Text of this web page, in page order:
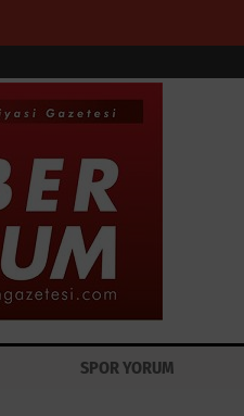
SPOR YORUM